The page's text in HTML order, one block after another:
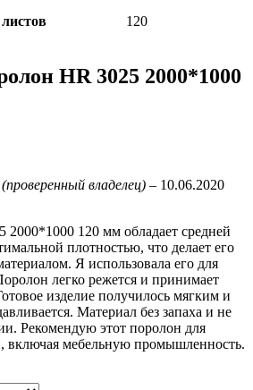
120
HR 3025 2000*1000
(проверенный владелец) – 10.06.2020
2000*1000 120 мм обладает средней
плотностью, что делает его
Я использовала его для
легко режется и принимает
изделие получилось мягким и
Материал без запаха и не
Рекомендую этот поролон для
включая мебельную промышленность.